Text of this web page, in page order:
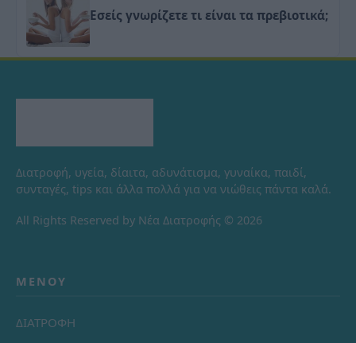
Εσείς γνωρίζετε τι είναι τα πρεβιοτικά;
Διατροφή, υγεία, δίαιτα, αδυνάτισμα, γυναίκα, παιδί,
συνταγές, tips και άλλα πολλά για να νιώθεις πάντα καλά.
All Rights Reserved by Νέα Διατροφής © 2026
ΜΕΝΟΎ
ΔΙΑΤΡΟΦΗ